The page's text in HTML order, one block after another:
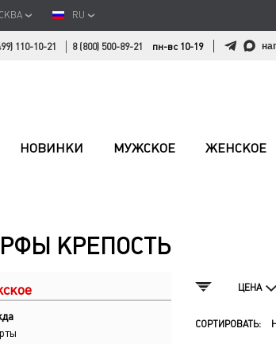
RU
110-10-21 8 (800) 500-89-21 пн-вс 10-19
НОВИНКИ МУЖСКОЕ ЖЕНСКОЕ
КРЕПОСТЬ
ЦЕНА
СОРТИРОВАТЬ: